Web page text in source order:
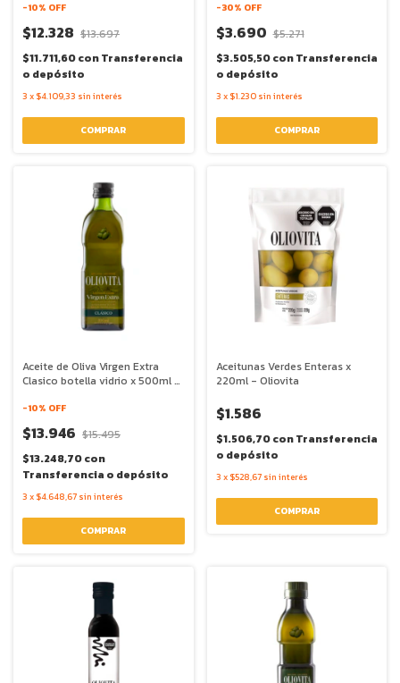
-10% OFF
$12.328 $13.697
$11.711,60conTransferencia
o depósito
3 x $4.109,33 sin interés
-30% OFF
$3.690 $5.271
$3.505,50conTransferencia
o depósito
3 x $1.230 sin interés
Aceite de Oliva Virgen Extra
Clasico botella vidrio x 500ml -
-10% OFF
$13.946 $15.495
$13.248,70con
Transferencia o depósito
3 x $4.648,67 sin interés
Aceitunas Verdes Enteras x
220ml - Oliovita
$1.586
$1.506,70conTransferencia
o depósito
3 x $528,67 sin interés